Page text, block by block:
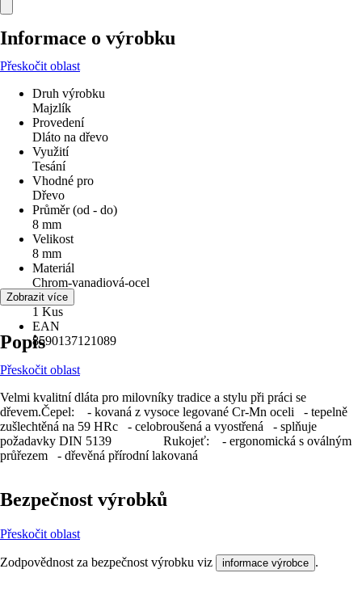
Informace o výrobku
Přeskočit oblast
Druh výrobku
Majzlík
Provedení
Dláto na dřevo
Využití
Tesání
Vhodné pro
Dřevo
Průměr (od - do)
8 mm
Velikost
8 mm
Materiál
Chrom-vanadiová-ocel
Obsah
1 Kus
EAN
8590137121089
Zobrazit více
Popis
Přeskočit oblast
Velmi kvalitní dláta pro milovníky tradice a stylu při práci se
dřevem.Čepel: - kovaná z vysoce legované Cr-Mn oceli - tepelně
zušlechtěná na 59 HRc - celobroušená a vyostřená - splňuje
požadavky DIN 5139 Rukojeť: - ergonomická s oválným
průřezem - dřevěná přírodní lakovaná
Bezpečnost výrobků
Přeskočit oblast
Zodpovědnost za bezpečnost výrobku viz informace výrobce .